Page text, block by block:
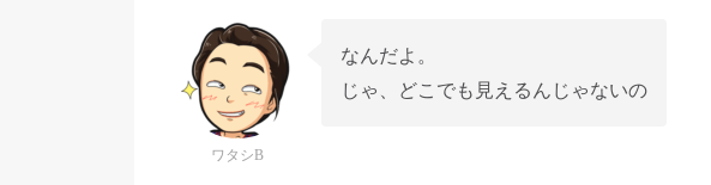
ワタシB
なんだよ。
じゃ、どこでも見えるんじゃないの